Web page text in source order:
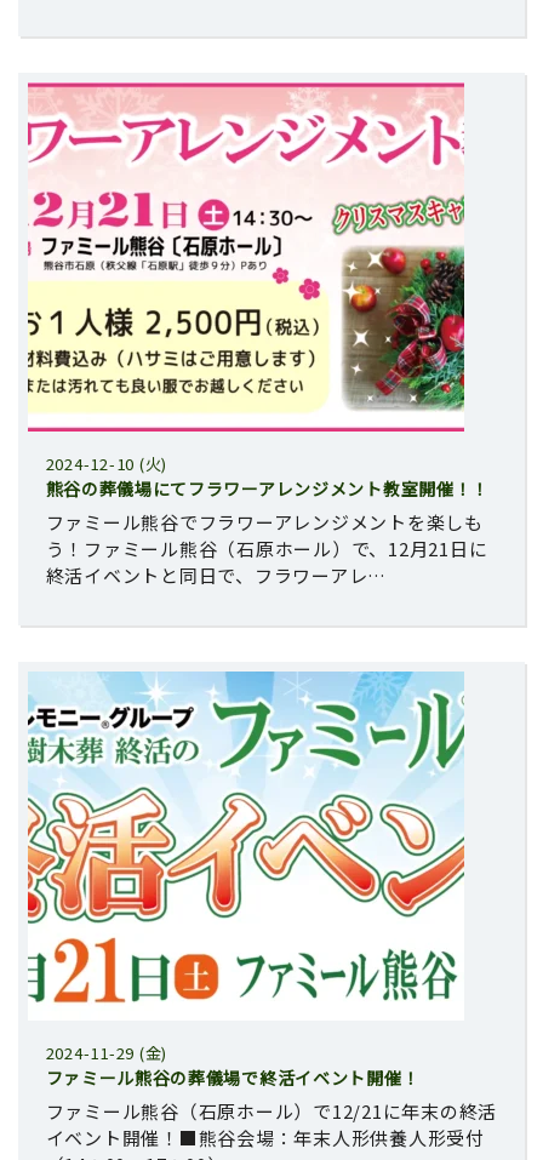
2024-12-10 (火)
熊谷の葬儀場にてフラワーアレンジメント教室開催！！
ファミール熊谷でフラワーアレンジメントを楽しも
う！ファミール熊谷（石原ホール）で、12月21日に
終活イベントと同日で、フラワーアレ…
2024-11-29 (金)
ファミール熊谷の葬儀場で終活イベント開催！
ファミール熊谷（石原ホール）で12/21に年末の終活
イベント開催！■熊谷会場：年末人形供養人形受付